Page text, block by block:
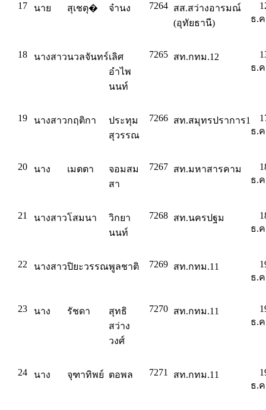
17 นาย สุเชตุ� จำนง 7264
สส.สว่างอารมณ์
(อุทัยธานี)
ธ.ค
18 นางสาวนวลจันทร์เลิศ
อำไพ
นนท์
7265 สท.กทม.12
ธ.ค
19 นางสาวกฤติกา
ประทุม
สุวรรณ
7266 สท.สมุทรปราการ1
ธ.ค
20 นาง เมตตา
จอมสม
สา
7267 สท.มหาสารคาม
ธ.ค
21 นางสาวโสมนา
วิกยา
นนท์
7268 สท.นครปฐม
ธ.ค
22 นางสาวปิยะวรรณพูลชาติ 7269 สท.กทม.11
ธ.ค
23 นาง รัชดา
สุทธิ
สว่าง
วงศ์
7270 สท.กทม.11
ธ.ค
24 นาง จุฑาทิพย์ ตอพล 7271 สท.กทม.11
ธ.ค